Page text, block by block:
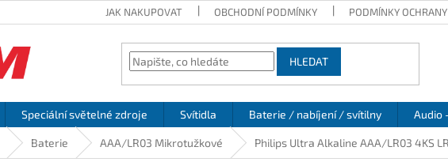
JAK NAKUPOVAT OBCHODNÍ PODMÍNKY PODMÍNKY OCHRANY
HLEDAT
Speciální světelné zdroje Svítidla Baterie / nabíjení / svítilny Audio
Baterie AAA/LR03 Mikrotužkové Philips Ultra Alkaline AAA/LR03 4KS